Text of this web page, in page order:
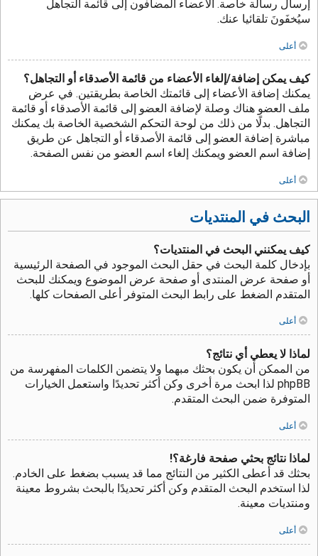
إرسال رسالة خاصة. الأعضاء المضافون إلى قائمة التجاهل
سيُخفَونَ تلقائيا عنك.
أعلى
كيف يمكن إضافة/إلغاء الأعضاء من قائمة الأصدقاء أو التجاهل؟
يمكنك إضافة الأعضاء إلى قائمتك الخاصة بطريقتين. في عرض
ملف العضو هناك وصلة لإضافة العضو إلى قائمة الأصدقاء أو قائمة
التجاهل. بدلًا من ذلك من لوحة التحكم الشخصية الخاصة بك يمكنك
مباشرة إضافة العضو إلى قائمة الأصدقاء أو التجاهل عن طريق
إضافة اسم العضو ويمكنك إلغاء اسم العضو من نفس الصفحة.
أعلى
البحث في المنتديات
كيف يمكنني البحث في المنتديات؟
بإدخال كلمة البحث في حقل البحث الموجود في الصفحة الرئيسية
أو صفحة عرض المنتدى أو صفحة عرض الموضوع ويمكنك للبحث
المتقدم الضغط على رابط البحث المتوفر أعلى الصفحات كلها.
أعلى
لماذا لا يعطي أي نتائج؟
من الممكن أن يكون بحثك مبهما ولا يتضمن الكلمات المفهرسة من
phpBB لذا ابحث مرة أخرى وكن أكثر تحديدًا واستعمل الخيارات
المتوفرة ضمن البحث المتقدم.
أعلى
لماذا نتائج بحثي صفحة فارغة؟!
بحثك قد أعطى الكثير من النتائج مما قد يسبب بضغط على الخادم.
لذا استخدم البحث المتقدم وكن أكثر تحديدًا بالبحث بشروط معينة
ومنتديات معينة.
أعلى